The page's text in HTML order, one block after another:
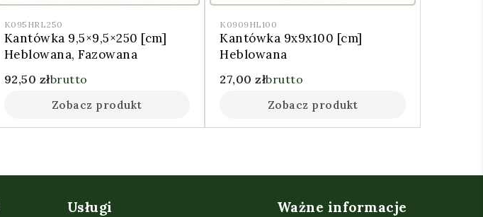
K095HRL250
Kantówka 9,5×9,5×250 [cm]
Heblowana, Fazowana
92,50 złbrutto
Zobacz produkt
K0909HL100
Kantówka 9x9x100 [cm]
Heblowana
27,00złbrutto
Zobacz produkt
Usługi Ważne informacje